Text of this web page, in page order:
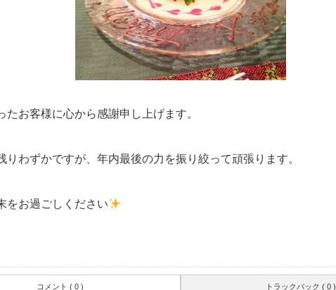
たお客様に心から感謝申し上げます。
りわずかですが、年内最後の力を振り絞って頑張ります。
をお過ごしください
コメント ( 0 ) トラックバック ( 0 )